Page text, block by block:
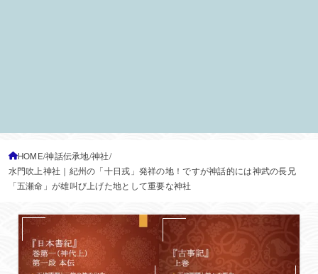
HOME 神話伝承地 神社
水門吹上神社｜紀州の「十日戎」発祥の地！ですが神話的には神武の長兄
「五瀬命」が雄叫び上げた地として重要な神社